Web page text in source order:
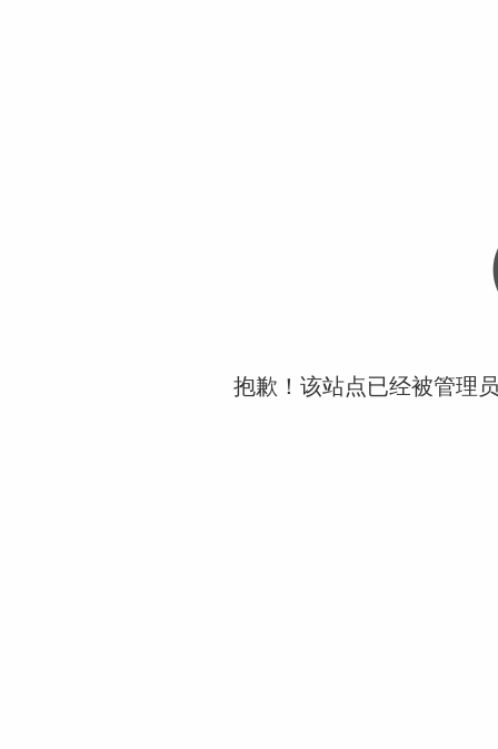
抱歉！该站点已经被管理